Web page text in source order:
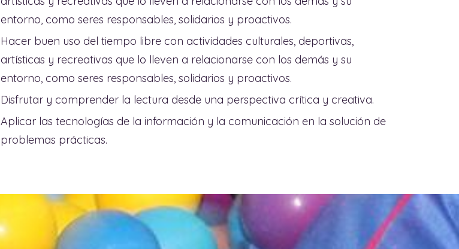
entorno, como seres responsables, solidarios y proactivos.
Hacer buen uso del tiempo libre con actividades culturales, deportivas,
artísticas y recreativas que lo lleven a relacionarse con los demás y su
entorno, como seres responsables, solidarios y proactivos.
Disfrutar y comprender la lectura desde una perspectiva crítica y creativa.
Aplicar las tecnologías de la información y la comunicación en la solución de
problemas prácticas.